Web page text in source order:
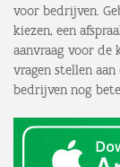
voor bedrijven.
kiezen, een
aanvraag voor de
vragen stellen
bedrijven nog